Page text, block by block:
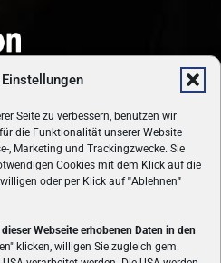
Seite zu verbessern, benutzen wir
die Funktionalität unserer Website
, Marketing und Trackingzwecke. Sie
Cookies mit dem Klick auf die
oder per Klick auf"Ablehnen"
Webseite erhobenen Daten in den
klicken, willigen Sie zugleich gem.
UNS